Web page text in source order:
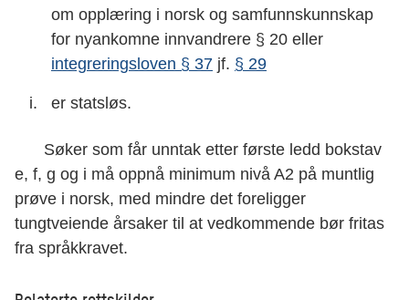
om opplæring i norsk og samfunnskunnskap
for nyankomne innvandrere § 20 eller
integreringsloven § 37 jf. § 29
er statsløs.
Søker som får unntak etter første ledd bokstav
e, f, g og i må oppnå minimum nivå A2 på muntlig
prøve i norsk, med mindre det foreligger
tungtveiende årsaker til at vedkommende bør fritas
fra språkkravet.